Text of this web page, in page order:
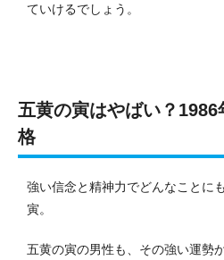
ていけるでしょう。
五黄の寅はやばい？
格
強い信念と精神力でどんなことに
寅。
五黄の寅の男性も、その強い運勢